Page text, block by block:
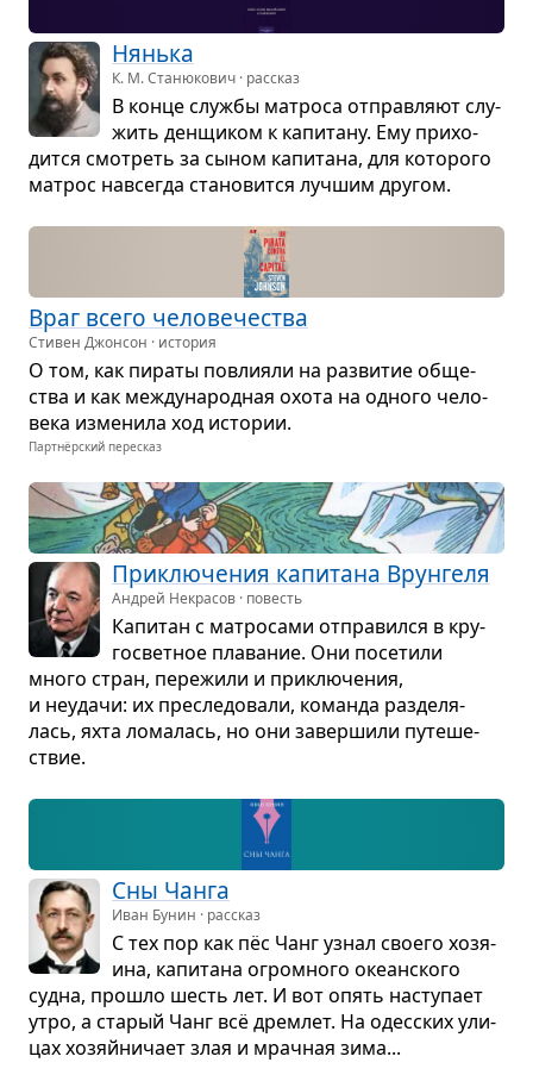
Нянька
К. М. Станюкович · рассказ
В конце службы мат­роса отправ­ляют слу­
жить ден­щи­ком к капи­тану. Ему при­хо­
дится смот­реть за сыном капи­тана, для кото­рого
мат­рос навсе­гда ста­но­вится луч­шим дру­гом.
Враг всего чело­ве­че­ства
Стивен Джонсон · история
О том, как пираты повли­яли на раз­ви­тие обще­
ства и как меж­ду­на­род­ная охота на одного чело­
века изме­нила ход исто­рии.
Партнёрский пересказ
При­клю­че­ния капи­тана Врун­геля
Андрей Некрасов · повесть
Капи­тан с мат­ро­сами отпра­вился в кру­
го­свет­ное пла­ва­ние. Они посе­тили
много стран, пере­жили и при­клю­че­ния,
и неудачи: их пре­сле­до­вали, команда раз­де­ля­
лась, яхта лома­лась, но они завер­шили путе­ше­
ствие.
Сны Чанга
Иван Бунин · рассказ
С тех пор как пёс Чанг узнал сво­его хозя­
ина, капи­тана огром­ного оке­ан­ского
судна, про­шло шесть лет. И вот опять насту­пает
утро, а ста­рый Чанг всё дрем­лет. На одес­ских ули­
цах хозяйни­чает злая и мрач­ная зима...